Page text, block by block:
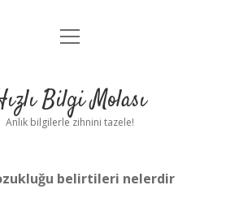
Anasayfa
Yasal Uyarı
menüyü
Bilgi Molası
Anlık bilgilerle zihnini tazele!
belirtileri nelerdir